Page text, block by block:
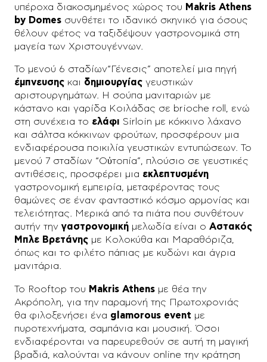
υπέροχα διακοσμημένος χώρος του Makris Athens
by Domes συνθέτει το ιδανικό σκηνικό για όσους
θέλουν φέτος να ταξιδέψουν γαστρονομικά στη
μαγεία των Χριστουγέννων.
Το μενού 6 σταδίων“Γένεσις” αποτελεί μια πηγή
έμπνευσης και δημιουργίαςγευστικών
αριστουργημάτων. Η σούπα μανιταριών με
κάστανο και γαρίδα Κοιλάδας σε brioche roll, ενώ
στη συνέχεια το ελάφι Sirloin με κόκκινο λάχανο
και σάλτσα κόκκινων φρούτων, προσφέρουν μια
ενδιαφέρουσα ποικιλία γευστικών εντυπώσεων. Το
μενού 7 σταδίων “Οὐτοπία”, πλούσιο σε γευστικές
αντιθέσεις, προσφέρει μια εκλεπτυσμένη
γαστρονομική εμπειρία, μεταφέροντας τους
θαμώνες σε έναν φανταστικό κόσμο αρμονίας και
τελειότητας. Μερικά από τα πιάτα που συνθέτουν
αυτήν τηνγαστρονομική μελωδία είναι οΑστακός
Μπλε Βρετάνης με Κολοκύθα και Μαραθόριζα,
όπως και το φιλέτο πάπιας με κυδώνι και άγρια
μανιτάρια.
Το Rooftop του Makris Athens με θέα την
Ακρόπολη, για την παραμονή της Πρωτοχρονιάς
θα φιλοξενήσει ένα glamorous event με
πυροτεχνήματα, σαμπάνια και μουσική. Όσοι
ενδιαφέρονται να παρευρεθούν σε αυτή τη μαγική
βραδιά, καλούνται να κάνουν online την κράτηση